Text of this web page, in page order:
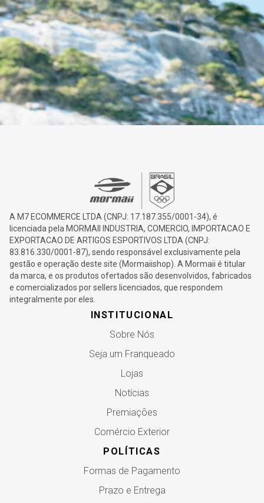
A M7 ECOMMERCE LTDA (CNPJ: 17.187.355/0001-34), é
licenciada pela MORMAII INDUSTRIA, COMERCIO, IMPORTACAO E
EXPORTACAO DE ARTIGOS ESPORTIVOS LTDA (CNPJ:
83.816.330/0001-87), sendo responsável exclusivamente pela
gestão e operação deste site (Mormaiishop). A Mormaii é titular
da marca, e os produtos ofertados são desenvolvidos, fabricados
e comercializados por sellers licenciados, que respondem
integralmente por eles.
INSTITUCIONAL
Sobre Nós
Seja um Franqueado
Lojas
Notícias
Premiações
Comércio Exterior
POLÍTICAS
Formas de Pagamento
Prazo e Entrega